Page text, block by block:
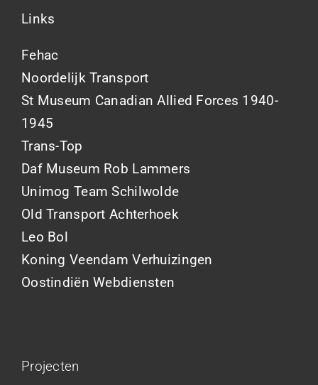
Links
Fehac
Noordelijk Transport
St Museum Canadian Allied Forces 1940-
1945
Trans-Top
Daf Museum Rob Lammers
Unimog Team Schilwolde
Old Transport Achterhoek
Leo Bol
Koning Veendam Verhuizingen
Oostindiën Webdiensten
Projecten